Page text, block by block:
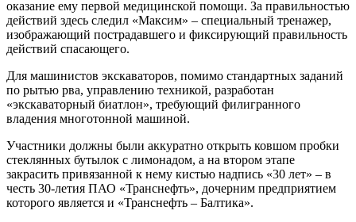
оказание ему первой медицинской помощи. За правильностью
действий здесь следил «Максим» – специальный тренажер,
изображающий пострадавшего и фиксирующий правильность
действий спасающего.
Для машинистов экскаваторов, помимо стандартных заданий
по рытью рва, управлению техникой, разработан
«экскаваторный биатлон», требующий филигранного
владения многотонной машиной.
Участники должны были аккуратно открыть ковшом пробки
стеклянных бутылок с лимонадом, а на втором этапе
закрасить привязанной к нему кистью надпись «30 лет» – в
честь 30-летия ПАО «Транснефть», дочерним предприятием
которого является и «Транснефть – Балтика».